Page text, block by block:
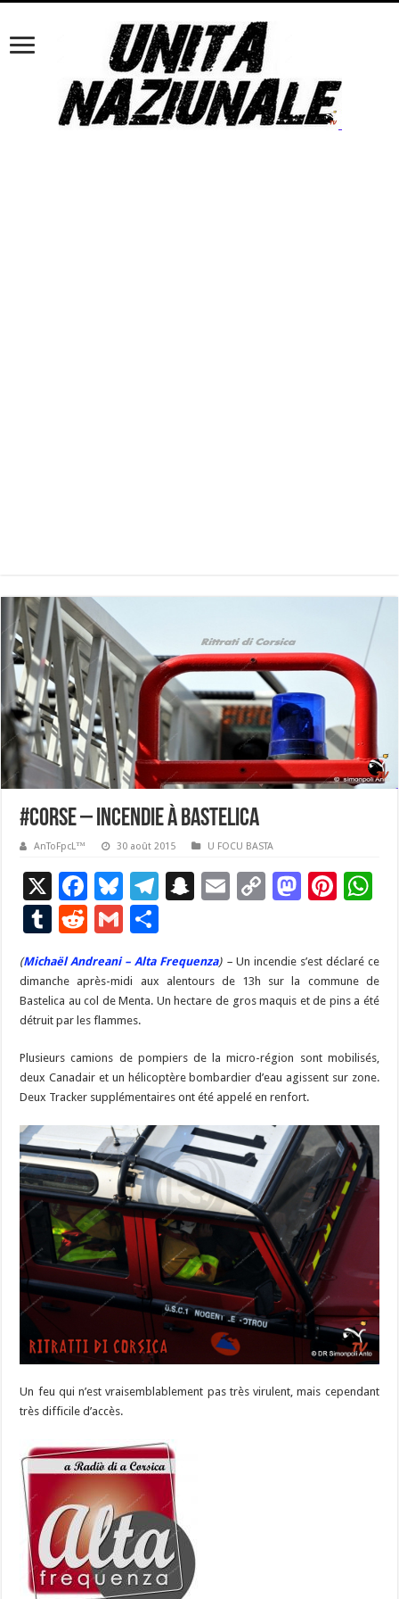
#Corse – Incendie à Bastelica
AnToFpcL™ 30 août 2015 U FOCU BASTA
X
F
ac
e
b
o
o
k
Bl
u
es
ky
T
gr
a
S
p
c
at
E
l
C
y
Li
k
M
d
o
Pi
es
t
p
T
u
m
bl
r
R
e
d
di
t
G
m
ai
l
ar
ta
g
(Michaël Andreani – Alta Frequenza) – Un incendie s’est déclaré ce
dimanche après-midi aux alentours de 13h sur la commune de
Bastelica au col de Menta. Un hectare de gros maquis et de pins a été
détruit par les flammes.
Plusieurs camions de pompiers de la micro-région sont mobilisés,
deux Canadair et un hélicoptère bombardier d’eau agissent sur zone.
Deux Tracker supplémentaires ont été appelé en renfort.
Un feu qui n’est vraisemblablement pas très virulent, mais cependant
très difficile d’accès.